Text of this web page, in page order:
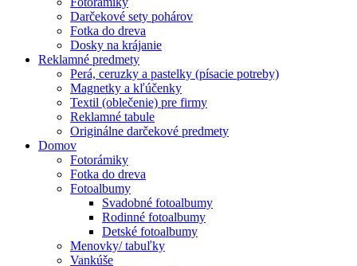
Darčekové sety pohárov
Fotka do dreva
Dosky na krájanie
Reklamné predmety
Perá, ceruzky a pastelky (písacie potreby)
Magnetky a kľúčenky
Textil (oblečenie) pre firmy
Reklamné tabule
Originálne darčekové predmety
Domov
Fotorámiky
Fotka do dreva
Fotoalbumy
Svadobné fotoalbumy
Rodinné fotoalbumy
Detské fotoalbumy
Menovky/ tabuľky
Vankúše